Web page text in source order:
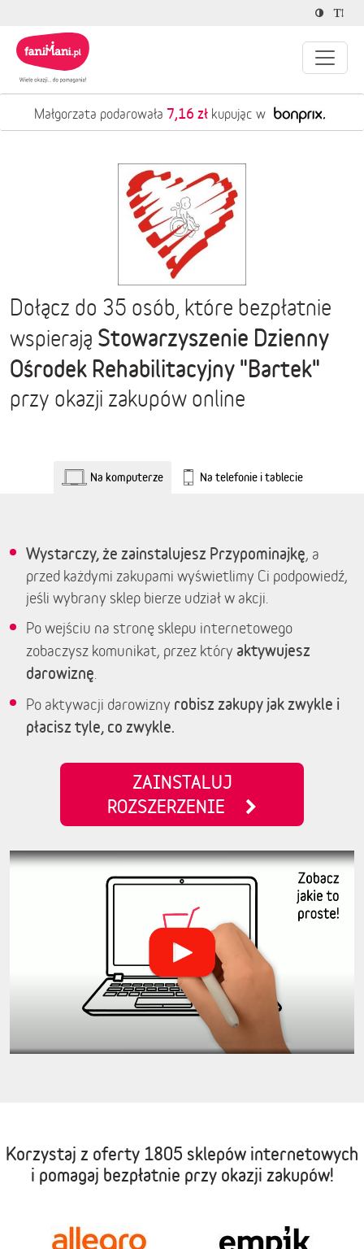
Małgorzata podarowała 7,16 zł kupując w
Dołącz do 35 osób, które bezpłatnie
wspierają Stowarzyszenie Dzienny
Ośrodek Rehabilitacyjny "Bartek"
przy okazji zakupów online
Na komputerze Na telefonie i tablecie
Wystarczy, że zainstalujesz Przypominajkę, a
przed każdymi zakupami wyświetlimy Ci podpowiedź,
jeśli wybrany sklep bierze udział w akcji.
Po wejściu na stronę sklepu internetowego
zobaczysz komunikat, przez który aktywujesz
darowiznę
Po aktywacji darowizny robisz zakupy jak zwykle i
płacisz tyle, co zwykle.
ZAINSTALUJ
ROZSZERZENIE
Korzystaj z oferty 1805 sklepów internetowych
i pomagaj bezpłatnie przy okazji zakupów!